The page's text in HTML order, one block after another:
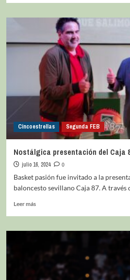
Cincoestrellas Segunda FEB
Nostálgica presentación del Caja
julio 16, 2024
0
Basket pasión fue invitado a la
baloncesto sevillano Caja 87. A través
Leer más